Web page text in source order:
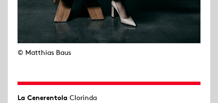
© Matthias Baus
La Cenerentola Clorinda